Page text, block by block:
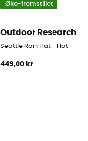
Øko-fremstillet
Outdoor Research
Seattle Rain Hat - Hat
449,00 kr